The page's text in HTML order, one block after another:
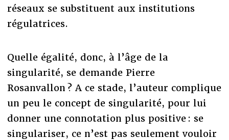
réseaux se substituent aux institutions
régulatrices.
Quelle égalité, donc, à l’âge de la
singularité, se demande Pierre
Rosanvallon ? A ce stade, l’auteur complique
un peu le concept de singularité, pour lui
donner une connotation plus positive : se
singulariser, ce n’est pas seulement vouloir